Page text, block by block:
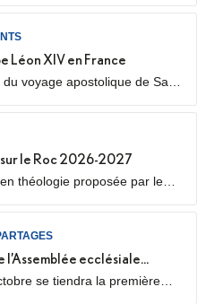
spirituel, service
pauvres ou des plus jeunes,
Léon XIV en France
voyage apostolique de Sa
avec la confirmation
qui se dérouleront les 25 et 26
le Roc 2026-2027
théologie proposée par le
l’Assemblée ecclésiale
se tiendra la première